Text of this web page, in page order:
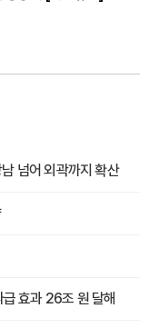
넘어 외곽까지 확산
효과 26조 원 달해